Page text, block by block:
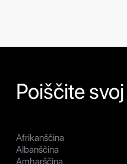
Poiščite
Afrikanščina
Albanščina
Amharščina